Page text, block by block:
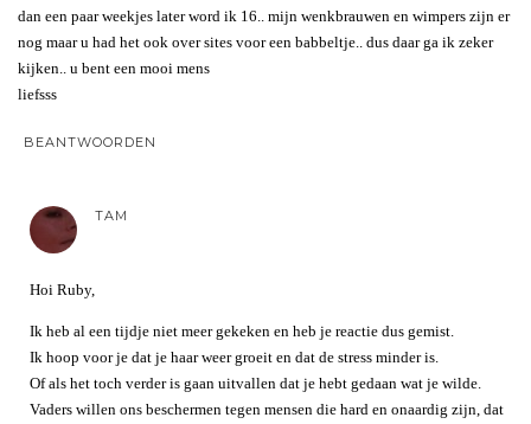
dan een paar weekjes later word ik 16.. mijn wenkbrauwen en wimpers zijn er
nog maar u had het ook over sites voor een babbeltje.. dus daar ga ik zeker
kijken.. u bent een mooi mens
liefsss
BEANTWOORDEN
TAM
Hoi Ruby,
Ik heb al een tijdje niet meer gekeken en heb je reactie dus gemist.
Ik hoop voor je dat je haar weer groeit en dat de stress minder is.
Of als het toch verder is gaan uitvallen dat je hebt gedaan wat je wilde.
Vaders willen ons beschermen tegen mensen die hard en onaardig zijn, dat